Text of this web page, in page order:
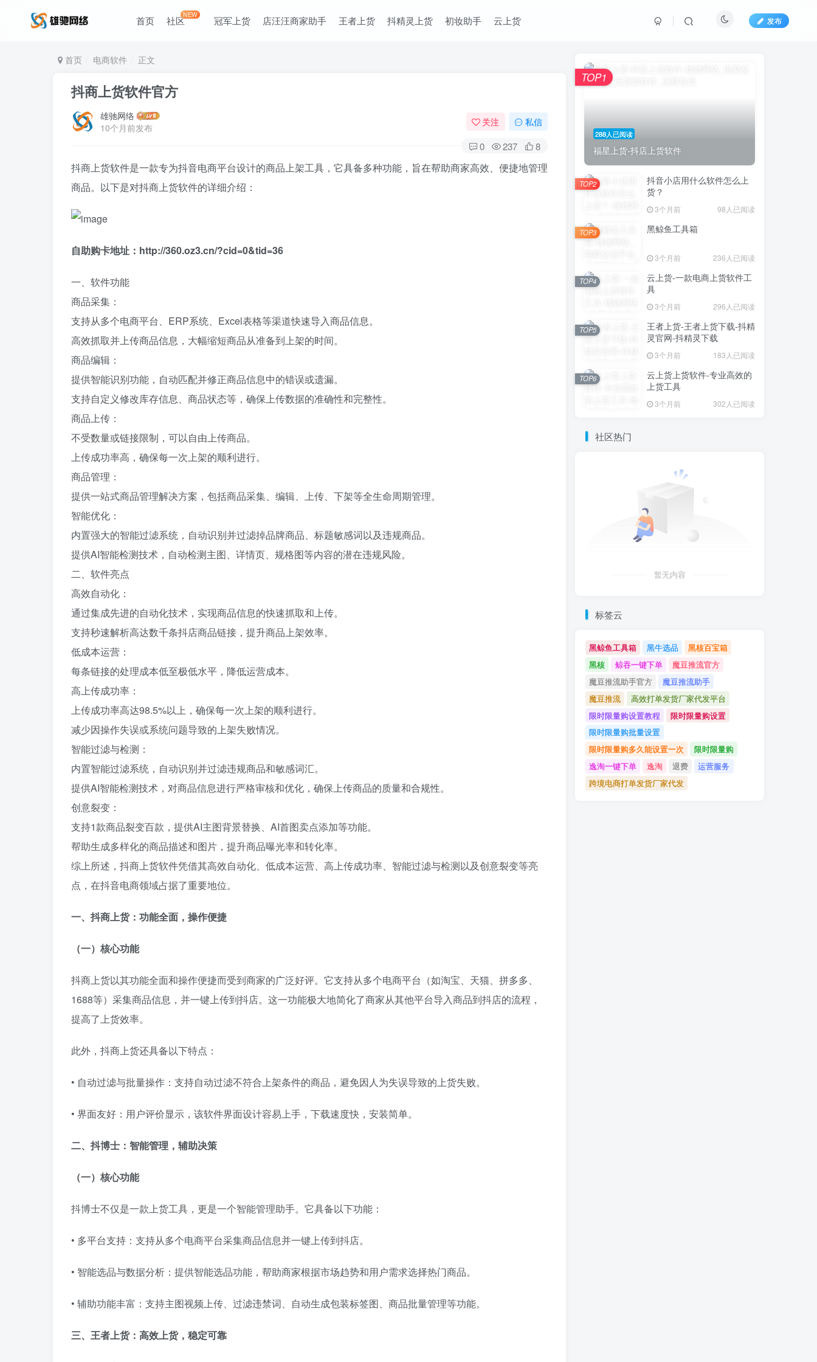
首页 社区NEW 冠军上货 店汪汪商家助手 王者上货 抖精灵上货 初妆助手 云上货 发布
首页 电商软件 正文
抖商上货软件官方
雄驰网络
10个月前发布
关注 私信
0 237 8
抖商上货软件是一款专为抖音电商平台设计的商品上架工具，它具备多种功能，旨在帮助商家高效、便捷地管理
商品。以下是对抖商上货软件的详细介绍：
自助购卡地址：http://360.oz3.cn/?cid=0&tid=36
一、软件功能
商品采集：
支持从多个电商平台、ERP系统、Excel表格等渠道快速导入商品信息。
高效抓取并上传商品信息，大幅缩短商品从准备到上架的时间。
商品编辑：
提供智能识别功能，自动匹配并修正商品信息中的错误或遗漏。
支持自定义修改库存信息、商品状态等，确保上传数据的准确性和完整性。
商品上传：
不受数量或链接限制，可以自由上传商品。
上传成功率高，确保每一次上架的顺利进行。
商品管理：
提供一站式商品管理解决方案，包括商品采集、编辑、上传、下架等全生命周期管理。
智能优化：
内置强大的智能过滤系统，自动识别并过滤掉品牌商品、标题敏感词以及违规商品。
提供AI智能检测技术，自动检测主图、详情页、规格图等内容的潜在违规风险。
二、软件亮点
高效自动化：
通过集成先进的自动化技术，实现商品信息的快速抓取和上传。
支持秒速解析高达数千条抖店商品链接，提升商品上架效率。
低成本运营：
每条链接的处理成本低至极低水平，降低运营成本。
高上传成功率：
上传成功率高达98.5%以上，确保每一次上架的顺利进行。
减少因操作失误或系统问题导致的上架失败情况。
智能过滤与检测：
内置智能过滤系统，自动识别并过滤违规商品和敏感词汇。
提供AI智能检测技术，对商品信息进行严格审核和优化，确保上传商品的质量和合规性。
创意裂变：
支持1款商品裂变百款，提供AI主图背景替换、AI首图卖点添加等功能。
帮助生成多样化的商品描述和图片，提升商品曝光率和转化率。
综上所述，抖商上货软件凭借其高效自动化、低成本运营、高上传成功率、智能过滤与检测以及创意裂变等亮
点，在抖音电商领域占据了重要地位。
一、抖商上货：功能全面，操作便捷
（一）核心功能
抖商上货以其功能全面和操作便捷而受到商家的广泛好评。它支持从多个电商平台（如淘宝、天猫、拼多多、
1688等）采集商品信息，并一键上传到抖店。这一功能极大地简化了商家从其他平台导入商品到抖店的流程，
提高了上货效率。
此外，抖商上货还具备以下特点：
• 自动过滤与批量操作：支持自动过滤不符合上架条件的商品，避免因人为失误导致的上货失败。
• 界面友好：用户评价显示，该软件界面设计容易上手，下载速度快，安装简单。
二、抖博士：智能管理，辅助决策
（一）核心功能
抖博士不仅是一款上货工具，更是一个智能管理助手。它具备以下功能：
• 多平台支持：支持从多个电商平台采集商品信息并一键上传到抖店。
• 智能选品与数据分析：提供智能选品功能，帮助商家根据市场趋势和用户需求选择热门商品。
• 辅助功能丰富：支持主图视频上传、过滤违禁词、自动生成包装标签图、商品批量管理等功能。
三、王者上货：高效上货，稳定可靠
288人已阅读
福星上货-抖店上货软件
TOP1
抖音小店用什么软件怎么上
货？
3个月前 98人已阅读
TOP2
黑鲸鱼工具箱
3个月前 236人已阅读
TOP3
云上货-一款电商上货软件工
具
3个月前 296人已阅读
TOP4
王者上货-王者上货下载-抖精
灵官网-抖精灵下载
3个月前 183人已阅读
TOP5
云上货上货软件-专业高效的
上货工具
3个月前 302人已阅读
TOP6
社区热门
暂无内容
标签云
黑鲸鱼工具箱 黑牛选品
黑核百宝箱
黑核
鲸吞一键下单
魔豆推流官方
魔豆推流助手官方
魔豆推流助手
魔豆推流
高效打单发货厂家代发平台
限时限量购设置教程
限时限量购设置
限时限量购批量设置
限时限量购多久能设置一次
限时限量购
逸淘一键下单
逸淘 退费
运营服务
跨境电商打单发货厂家代发